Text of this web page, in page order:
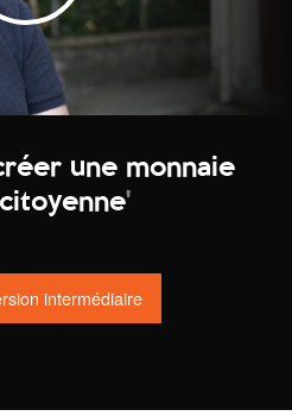
une monnaie
'
intermédiaire